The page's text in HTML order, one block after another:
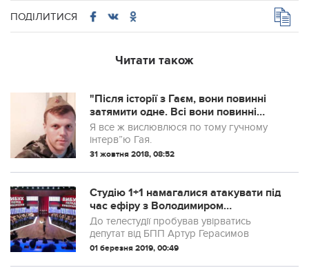
ПОДІЛИТИСЯ
Читати також
"Після історії з Гаєм, вони повинні
затямити одне. Всі вони повинні
сидіти, зі своїми "свєчкамі", тихо під
ковдрами. І мовчати."
Я все ж вислювлюся по тому гучному
інтерв”ю Гая.
31 жовтня 2018, 08:52
Студію 1+1 намагалися атакувати під
час ефіру з Володимиром
Зеленським
До телестудії пробував увірватись
депутат від БПП Артур Герасимов
01 березня 2019, 00:49